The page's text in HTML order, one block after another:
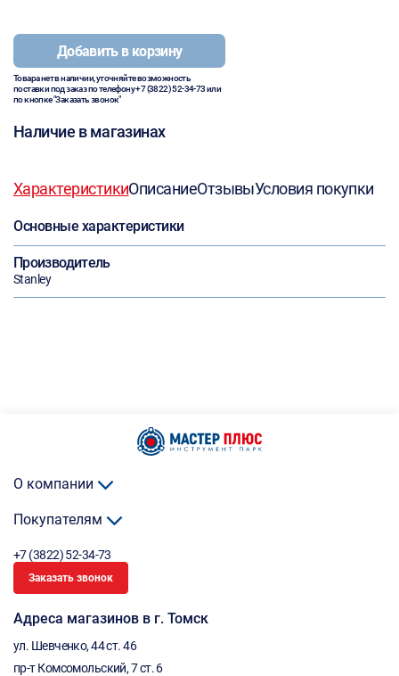
Добавить в корзину
Товара нет в наличии, уточняйте возможность
поставки под заказ по телефону+7 (3822) 52-34-73или
по кнопке "Заказать звонок"
Наличие в магазинах
ХарактеристикиОписаниеОтзывыУсловия покупки
Основные характеристики
Производитель
Stanley
О компании
Покупателям
+7 (3822) 52-34-73
Заказать звонок
Адреса магазинов в г. Томск
ул. Шевченко, 44 ст. 46
пр-т Комсомольский, 7 ст. 6